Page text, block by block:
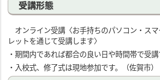
受講形態
オンライン受講〈お手持ちのパソコン・ス
レットを通じて受講します〉
・期間内であれば都合の良い日や時間帯で受講
・入校式、修了式は現地参加です。（佐賀市）